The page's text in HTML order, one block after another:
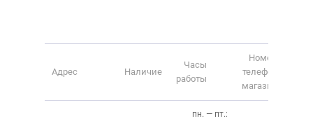
Адрес Наличие
Часы
работы
Номер
телефона
магазина
пн. — пт.: